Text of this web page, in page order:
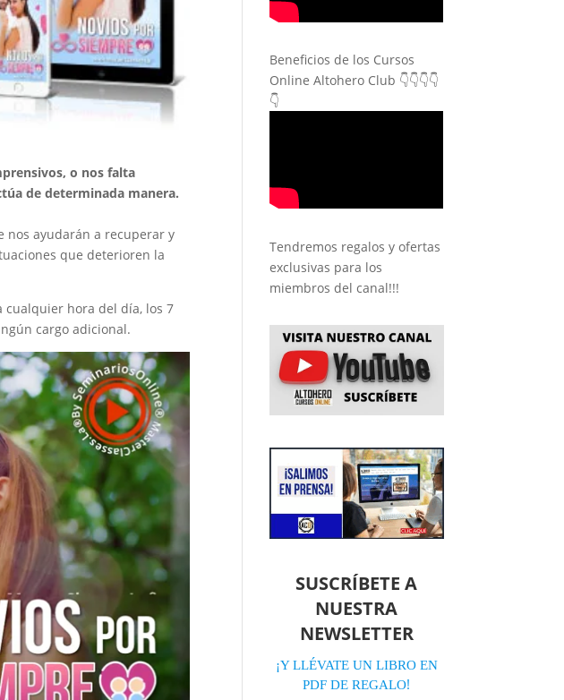
o nos falta
de determinada manera.
nos ayudarán a recuperar y
que deterioren la
cualquier hora del día, los 7
cargo adicional.
Beneficios de los Cursos
Online Altohero Club 👇👇👇👇
👇
Tendremos regalos y ofertas
exclusivas para los
miembros del canal!!!
SUSCRÍBETE A
NUESTRA
NEWSLETTER
¡Y LLÉVATE UN LIBRO EN
PDF DE REGALO!